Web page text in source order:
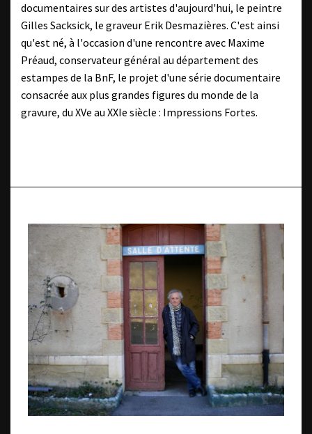
documentaires sur des artistes d'aujourd'hui, le peintre
Gilles Sacksick, le graveur Erik Desmazières. C'est ainsi
qu'est né, à l'occasion d'une rencontre avec Maxime
Préaud, conservateur général au département des
estampes de la BnF, le projet d'une série documentaire
consacrée aux plus grandes figures du monde de la
gravure, du XVe au XXIe siècle : Impressions Fortes.